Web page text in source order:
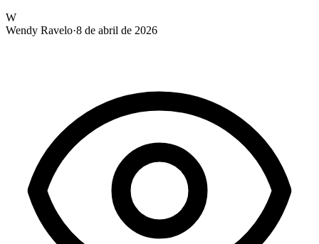
W
Wendy Ravelo·8 de abril de 2026